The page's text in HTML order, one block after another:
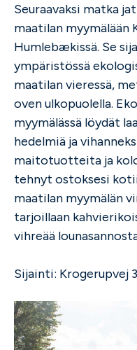
Seuraavaksi matka
maatilan myymälään
Humlebækissä. Se
ympäristössä
maatilan vieressä,
oven ulkopuolella.
myymälässä löydät
hedelmiä ja
maitotuotteita ja
tehnyt ostoksesi
maatilan myymälän
tarjoillaan
vihreää
Sijainti: Krogerupvej